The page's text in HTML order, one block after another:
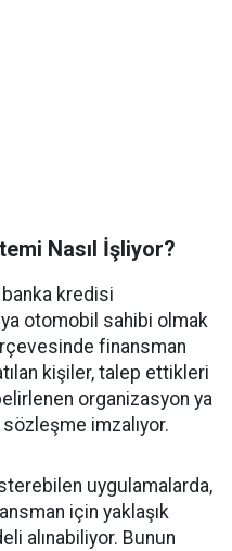
Nasıl İşliyor?
kredisi
otomobil sahibi olmak
finansman
kişiler, talep ettikleri
organizasyon ya
imzalıyor.
uygulamalarda,
için yaklaşık
alınabiliyor. Bunun